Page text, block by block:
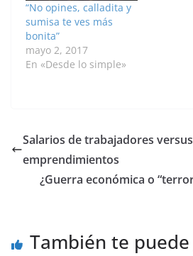
“No opines, calladita y
sumisa te ves más
bonita”
mayo 2, 2017
En «Desde lo simple»
Salarios de trabajadores
emprendimientos
¿Guerra económica o
También te